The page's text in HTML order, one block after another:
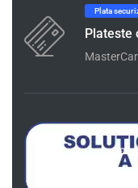
Plata
Plateste